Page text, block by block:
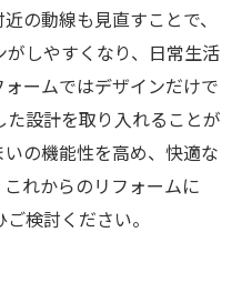
の動線も見直すことで、
しやすくなり、日常生活
ームではデザインだけで
設計を取り入れることが
の機能性を高め、快適な
れからのリフォームに
検討ください。